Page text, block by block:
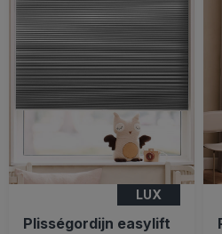
LUX
Plisségordijn easylift